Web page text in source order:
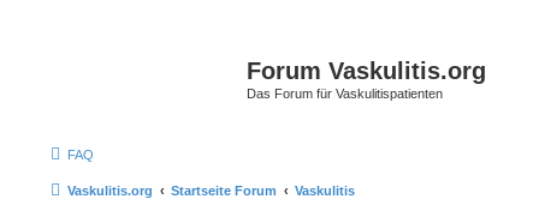
Forum Vaskulitis.org
Das Forum für Vaskulitispatienten
FAQ
Vaskulitis.org Startseite Forum Vaskulitis